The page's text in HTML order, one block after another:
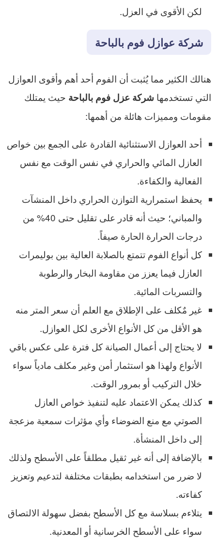
لكن الأقوى في العزل.
شركة عوازل فوم بالباحة
هنالك الكثير مما يُثبت أن الفوم أحد أهم وأقوى العوازل
التي تستخدمها شركة عزل فوم بالباحة حيث يمتلك
مقومات ومميزات هائلة من أهمها:
أحد العوازل الاستثنائية القادرة على الجمع بين خواص
العازل المائي والحراري في نفس الوقت مع نفس
الفعالية والكفاءة.
يحفظ استمرارية التوازن الحراري داخل المنشآت
والمباني؛ حيث أنه قادر على تقليل حتى 40% من
درجات الحرارة الحارة صيفاً.
كل أنواع الفوم تتمتع بالصلابة العالية بين بوليمرات
العازل فيما يعزز من مقاومة البخار والرطوبة
والتسربات المائية.
غير مٌكلف على الإطلاق مع العلم أن سعر المتر منه
هو الأقل من كل الأنواع الأخرى لكل العوازل.
لا يحتاج إلى أعمال الصيانة كل فترة على عكس باقي
الأنواع ولهذا هو استثمار أمن وغير مكلف مادياً سواء
خلال التركيب أو بمرور الوقت.
كذلك يمكن الاعتماد عليه لتنفيذ خواص العازل
الصوتي مع منع الضوضاء وأي مؤثرات سمعية مزعجة
إلى داخل المنشأة.
بالإضافة إلى أنه غير ثقيل مطلقاً على الأسطح ولذلك
لا ضرر من استخدامه بطبقات مختلفة لتدعيم وتعزيز
كفاءته.
يتلاءم بسلاسة مع كل الأسطح بفضل سهولة الالتصاق
سواء على الأسطح الخرسانية أو المعدنية.